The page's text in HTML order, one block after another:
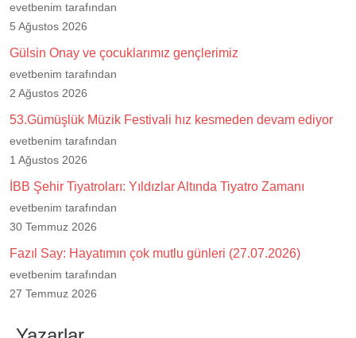
evetbenim tarafından
5 Ağustos 2026
Gülsin Onay ve çocuklarımız gençlerimiz
evetbenim tarafından
2 Ağustos 2026
53.Gümüşlük Müzik Festivali hız kesmeden devam ediyor
evetbenim tarafından
1 Ağustos 2026
İBB Şehir Tiyatroları: Yıldızlar Altında Tiyatro Zamanı
evetbenim tarafından
30 Temmuz 2026
Fazıl Say: Hayatımın çok mutlu günleri (27.07.2026)
evetbenim tarafından
27 Temmuz 2026